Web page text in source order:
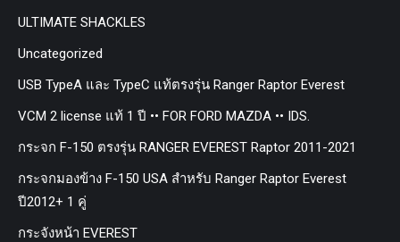
ULTIMATE SHACKLES
Uncategorized
USB TypeA และ TypeC แท้ตรงรุ่น Ranger Raptor Everest
VCM 2 license แท้ 1 ปี •• FOR FORD MAZDA •• IDS.
กระจก F-150 ตรงรุ่น RANGER EVEREST Raptor 2011-2021
กระจกมองข้าง F-150 USA สำหรับ Ranger Raptor Everest
ปี2012+ 1 คู่
กระจังหน้า EVEREST